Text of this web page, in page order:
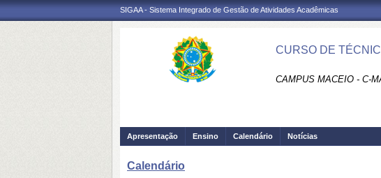
SIGAA - Sistema Integrado de Gestão de Atividades Acadêmicas
CURSO DE
CAMPUS MACEIO - C-
Apresentação Ensino Calendário Notícias
Calendário